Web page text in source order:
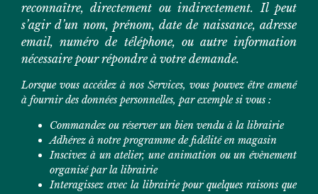
reconnaître, directement ou indirectement. Il peut
s’agir d’un nom, prénom, date de naissance, adresse
email, numéro de téléphone, ou autre information
nécessaire pour répondre à votre demande.
Lorsque vous accédez à nos Services, vous pouvez être amené
à fournir des données personnelles, par exemple si vous :
Commandez ou réserver un bien vendu à la librairie
Adhérez à notre programme de fidélité en magasin
Inscivez à un atelier, une animation ou un évènement
organisé par la librairie
Interagissez avec la librairie pour quelques raisons que